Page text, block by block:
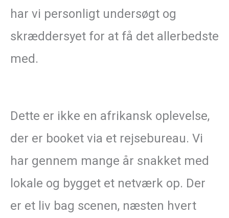
har vi personligt undersøgt og
skræddersyet for at få det allerbedste
med.
Dette er ikke en afrikansk oplevelse,
der er booket via et rejsebureau. Vi
har gennem mange år snakket med
lokale og bygget et netværk op. Der
er et liv bag scenen, næsten hvert